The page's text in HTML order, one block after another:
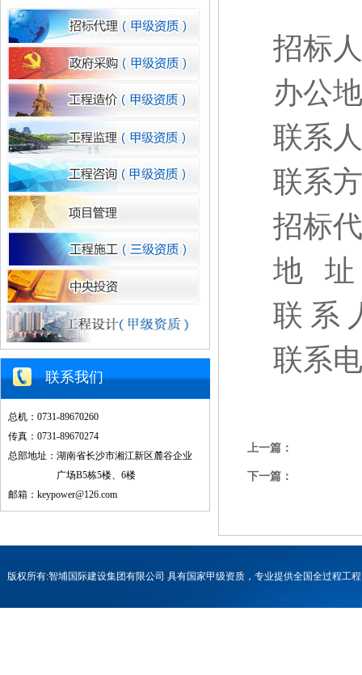
联系我们
总机：0731-89670260
传真：0731-89670274
总部地址：湖南省长沙市湘江新区麓谷企业
广场B5栋5楼、6楼
邮箱：keypower@126.com
招标
办公
联系
联系
招标
地
址
联 系
联系
上一篇：
下一篇：
版权所有:智埔国际建设集团有限公司 具有国家甲级资质，专业提供全国全过程